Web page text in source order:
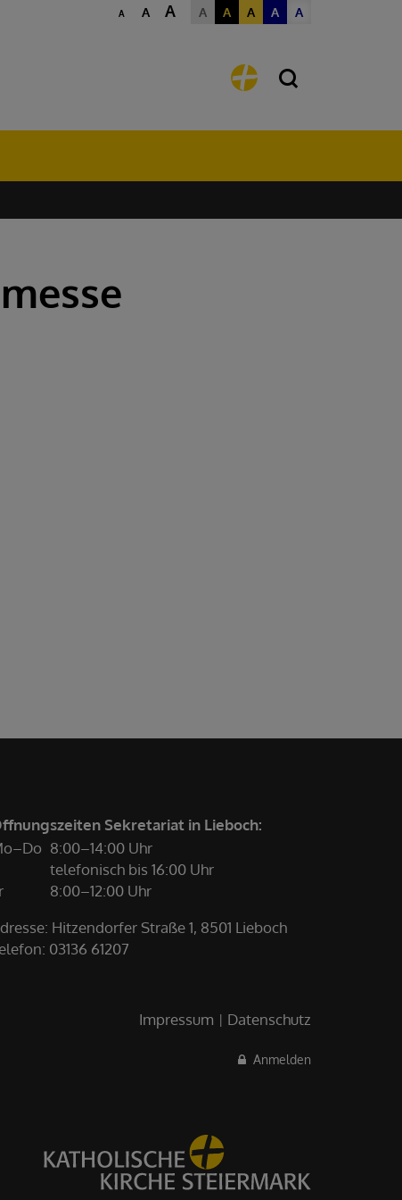
A A A A A A A A
Sekretariat in Lieboch:
8:00–14:00 Uhr
telefonisch bis 16:00 Uhr
8:00–12:00 Uhr
Hitzendorfer Straße 1, 8501 Lieboch
03136 61207
Impressum Datenschutz
Anmelden